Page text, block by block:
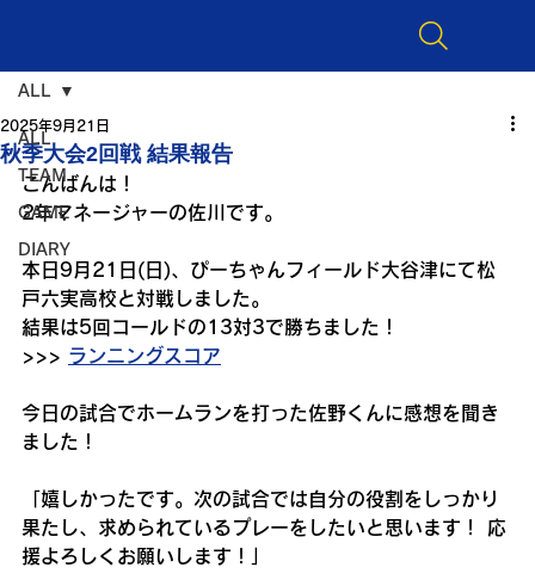
ALL
TEAM
GAME
DIARY
ALL
秋季大会2回戦 結果報告
2025年9月21日
こんばんは！
2年マネージャーの佐川です。
本日9月21日(日)、ぴーちゃんフィールド大谷津にて松
戸六実高校と対戦しました。
結果は5回コールドの13対3で勝ちました！
>>> ランニングスコア
今日の試合でホームランを打った佐野くんに感想を聞き
ました！
「嬉しかったです。次の試合では自分の役割をしっかり
果たし、求められているプレーをしたいと思います！ 応
援よろしくお願いします！」